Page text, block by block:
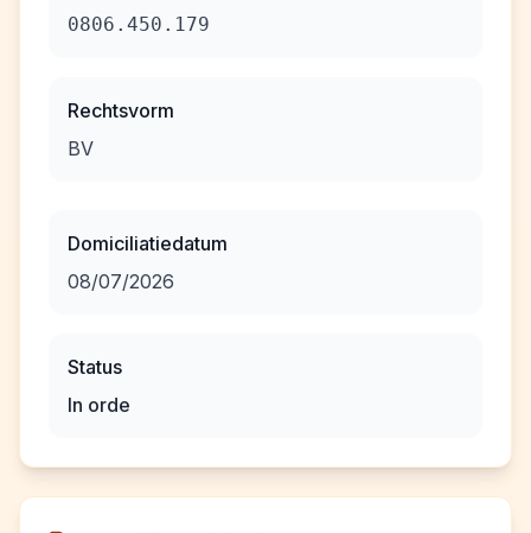
0806.450.179
Rechtsvorm
BV
Domiciliatiedatum
08/07/2026
Status
In orde